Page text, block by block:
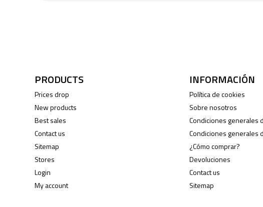
PRODUCTS
Prices drop
New products
Best sales
Contact us
Sitemap
Stores
Login
My account
INFORMACIÓN
Política de cookies
Sobre nosotros
Condiciones generales
Condiciones generales
¿Cómo comprar?
Devoluciones
Contact us
Sitemap